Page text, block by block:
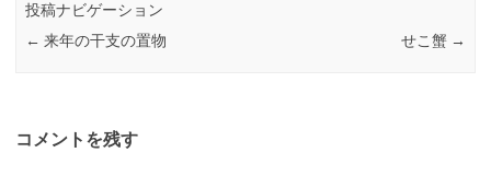
投稿ナビゲーション
← 来年の干支の置物 せこ蟹 →
コメントを残す